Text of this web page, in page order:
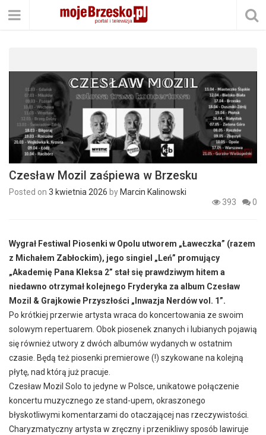
Czesław Mozil zaśpiewa w Brzesku
Posted on 3 kwietnia 2026 byMarcin Kalinowski
393
0
Wygrał Festiwal Piosenki w Opolu utworem „Ławeczka” (razem
z Michałem Zabłockim), jego singiel „Leń” promujący
„Akademię Pana Kleksa 2” stał się prawdziwym hitem a
niedawno otrzymał kolejnego Fryderyka za album Czesław
Mozil & Grajkowie Przyszłości „Inwazja Nerdów vol. 1”.
Po krótkiej przerwie artysta wraca do koncertowania ze swoim
solowym repertuarem. Obok piosenek znanych i lubianych pojawią
się również utwory z dwóch albumów wydanych w ostatnim
czasie. Będą też piosenki premierowe (!) szykowane na kolejną
płytę, nad którą już pracuje.
Czesław Mozil Solo to jedyne w Polsce, unikatowe połączenie
koncertu muzycznego ze stand-upem, okraszonego
błyskotliwymi komentarzami do otaczającej nas rzeczywistości.
Charyzmatyczny artysta w zręczny i przenikliwy sposób lawiruje